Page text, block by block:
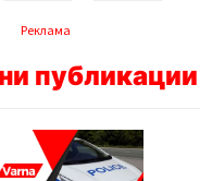
Реклама
публикации